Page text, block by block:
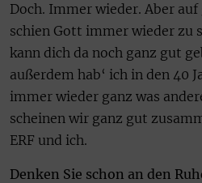
Doch. Immer wieder. Aber
schien Gott immer wieder zu
kann dich da noch ganz gut
außerdem hab‘ ich in den 40
immer wieder ganz was
scheinen wir ganz gut
ERF und ich.
Denken Sie schon an den